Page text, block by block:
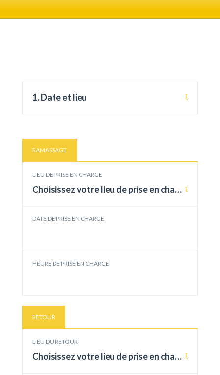
1. Date et lieu
RAMASSAGE
LIEU DE PRISE EN CHARGE
Choisissez votre lieu de prise en charge
DATE DE PRISE EN CHARGE
HEURE DE PRISE EN CHARGE
RETOUR
LIEU DU RETOUR
Choisissez votre lieu de prise en charge